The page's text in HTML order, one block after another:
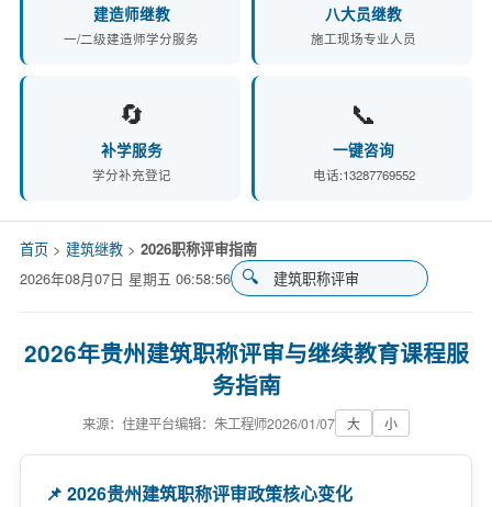
建造师继教
一/二级建造师学分服务
八大员继教
施工现场专业人员
🔄
补学服务
学分补充登记
📞
一键咨询
电话:13287769552
首页> 建筑继教> 2026职称评审指南
2026年08月07日 星期五 06:58:57搜
索
键
词
🔍
2026年贵州建筑职称评审与继续教育课程服
务指南
来源：住建平台编辑：朱工程师2026/01/07 大 小
📌 2026贵州建筑职称评审政策核心变化